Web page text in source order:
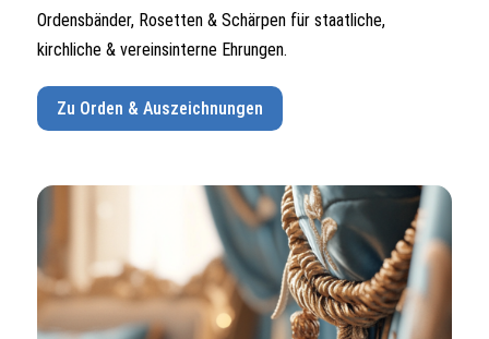
Ordensbänder, Rosetten & Schärpen für staatliche,
kirchliche & vereinsinterne Ehrungen.
Zu Orden & Auszeichnungen